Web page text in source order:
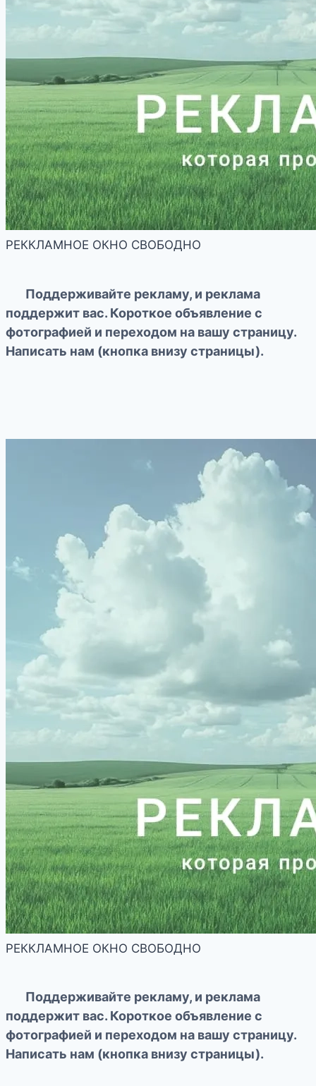
РЕККЛАМНОЕ ОКНО СВОБОДНО
Поддерживайте рекламу, и реклама
поддержит вас. Короткое объявление с
фотографией и переходом на вашу страницу.
Написать нам (кнопка внизу страницы).
РЕККЛАМНОЕ ОКНО СВОБОДНО
Поддерживайте рекламу, и реклама
поддержит вас. Короткое объявление с
фотографией и переходом на вашу страницу.
Написать нам (кнопка внизу страницы).